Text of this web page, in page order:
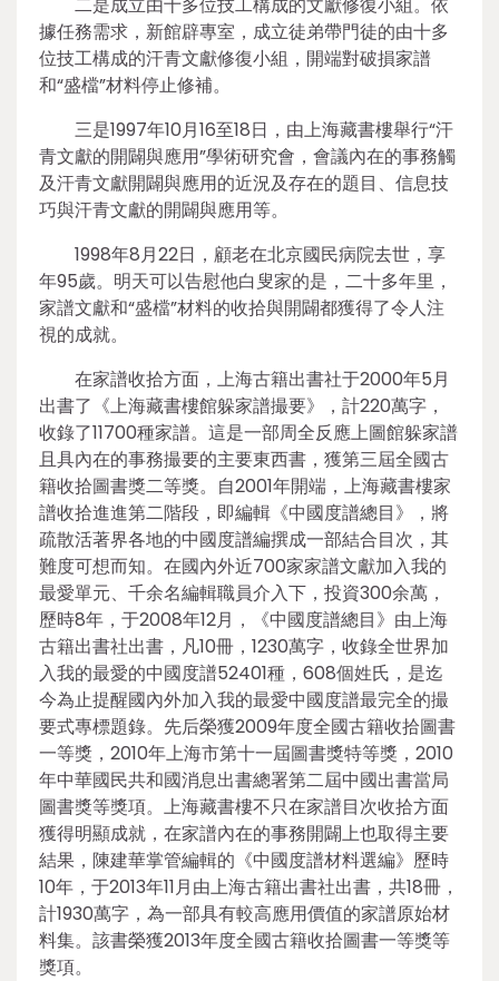
據任務需求，新館辟專室，成立徒弟帶門徒的由十多
位技工構成的汗青文獻修復小組，開端對破損家譜
和“盛檔”材料停止修補。
三是1997年10月16至18日，由上海藏書樓舉行“汗
青文獻的開闢與應用”學術研究會，會議內在的事務觸
及汗青文獻開闢與應用的近況及存在的題目、信息技
巧與汗青文獻的開闢與應用等。
1998年8月22日，顧老在北京國民病院去世，享
年95歲。明天可以告慰他白叟家的是，二十多年里，
家譜文獻和“盛檔”材料的收拾與開闢都獲得了令人注
視的成就。
在家譜收拾方面，上海古籍出書社于2000年5月
出書了《上海藏書樓館躲家譜撮要》，計220萬字，
收錄了11700種家譜。這是一部周全反應上圖館躲家譜
且具內在的事務撮要的主要東西書，獲第三屆全國古
籍收拾圖書獎二等獎。自2001年開端，上海藏書樓家
譜收拾進進第二階段，即編輯《中國度譜總目》，將
疏散活著界各地的中國度譜編撰成一部結合目次，其
難度可想而知。在國內外近700家家譜文獻加入我的
最愛單元、千余名編輯職員介入下，投資300余萬，
歷時8年，于2008年12月，《中國度譜總目》由上海
古籍出書社出書，凡10冊，1230萬字，收錄全世界加
入我的最愛的中國度譜52401種，608個姓氏，是迄
今為止提醒國內外加入我的最愛中國度譜最完全的撮
要式專標題錄。先后榮獲2009年度全國古籍收拾圖書
一等獎，2010年上海市第十一屆圖書獎特等獎，2010
年中華國民共和國消息出書總署第二屆中國出書當局
圖書獎等獎項。上海藏書樓不只在家譜目次收拾方面
獲得明顯成就，在家譜內在的事務開闢上也取得主要
結果，陳建華掌管編輯的《中國度譜材料選編》歷時
10年，于2013年11月由上海古籍出書社出書，共18冊，
計1930萬字，為一部具有較高應用價值的家譜原始材
料集。該書榮獲2013年度全國古籍收拾圖書一等獎等
獎項。